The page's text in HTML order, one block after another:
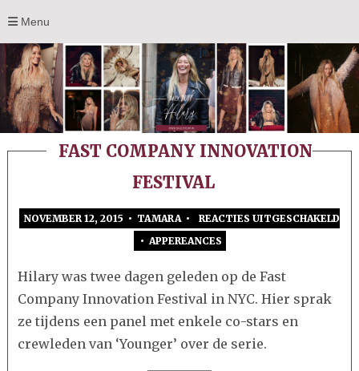
Menu
FAST COMPANY INNOVATION
FESTIVAL
NOVEMBER 12, 2015 • TAMARA • REACTIES UITGESCHAKELD
VOOR
•APPEREANCES
Hilary was twee dagen geleden op de Fast
Company Innovation Festival in NYC. Hier sprak
ze tijdens een panel met enkele co-stars en
crewleden van ‘Younger’ over de serie.